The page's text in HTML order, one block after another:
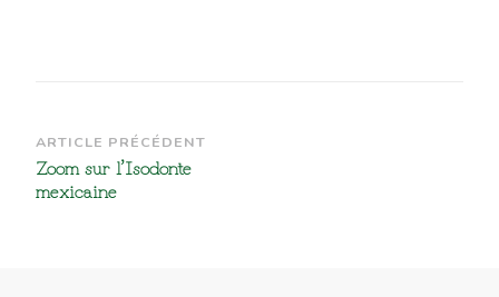
Navigation
d’article
ARTICLE PRÉCÉDENT
Zoom sur l’Isodonte
mexicaine